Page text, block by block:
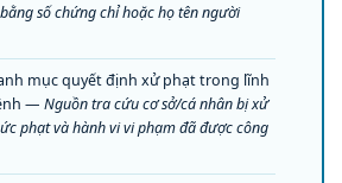
số chứng chỉ hoặc họ tên người
mục quyết định xử phạt trong lĩnh
— Nguồn tra cứu cơ sở/cá nhân bị xử
phạt và hành vi vi phạm đã được công